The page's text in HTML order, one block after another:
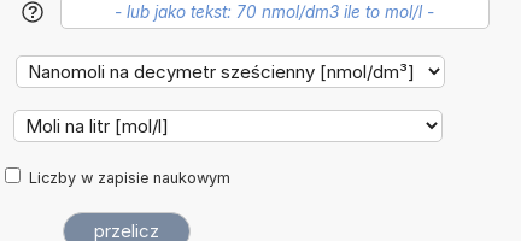
?
Liczby w zapisie naukowym